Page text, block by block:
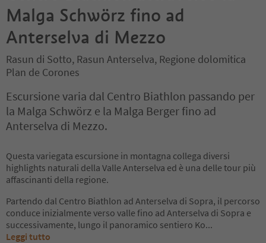
Malga Schwörz fino ad
Anterselva di Mezzo
Rasun di Sotto, Rasun Anterselva, Regione dolomitica
Plan de Corones
Escursione varia dal Centro Biathlon passando per
la Malga Schwörz e la Malga Berger fino ad
Anterselva di Mezzo.
Questa variegata escursione in montagna collega diversi
highlights naturali della Valle Anterselva ed è una delle tour più
affascinanti della regione.
Partendo dal Centro Biathlon ad Anterselva di Sopra, il percorso
conduce inizialmente verso valle fino ad Anterselva di Sopra e
successivamente, lungo il panoramico sentiero Ko...
Leggi tutto